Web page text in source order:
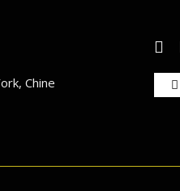
Chine